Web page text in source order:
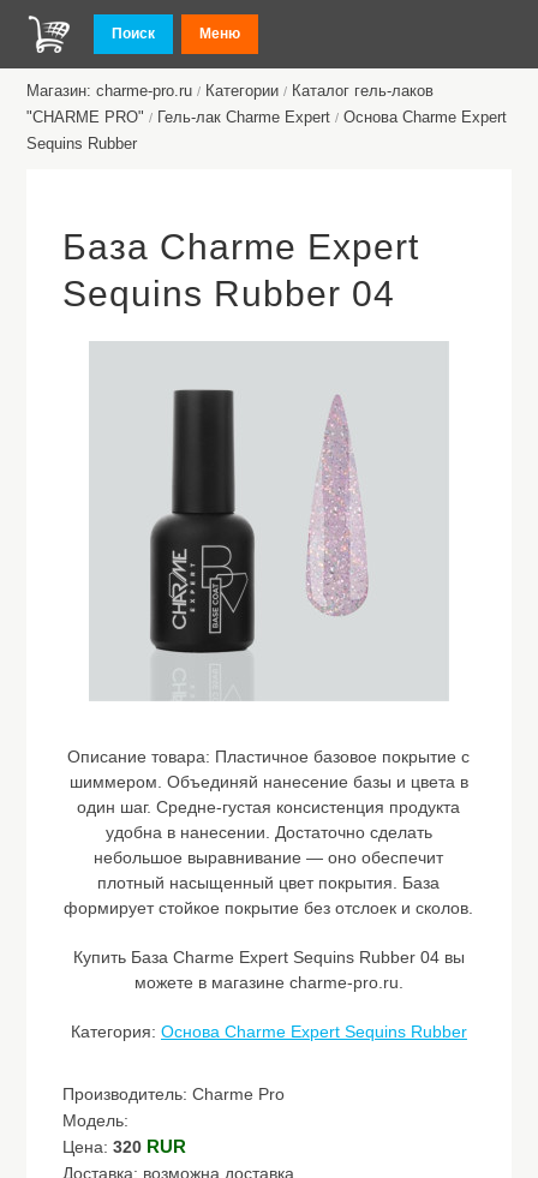
Поиск Меню
Магазин: charme-pro.ru / Категории / Каталог гель-лаков
"CHARME PRO" / Гель-лак Charme Expert / Основа Charme Expert
Sequins Rubber
База Charme Expert
Sequins Rubber 04
Описание товара: Пластичное базовое покрытие с
шиммером. Объединяй нанесение базы и цвета в
один шаг. Средне-густая консистенция продукта
удобна в нанесении. Достаточно сделать
небольшое выравнивание — оно обеспечит
плотный насыщенный цвет покрытия. База
формирует стойкое покрытие без отслоек и сколов.
Купить База Charme Expert Sequins Rubber 04 вы
можете в магазине charme-pro.ru.
Категория: Основа Charme Expert Sequins Rubber
Производитель: Charme Pro
Модель:
Цена:320 RUR
Доставка: возможна доставка